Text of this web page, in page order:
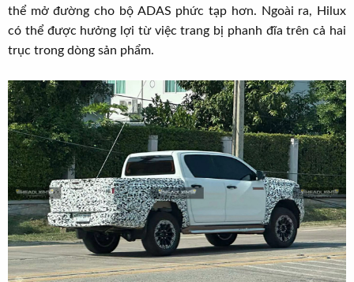
thể mở đường cho bộ ADAS phức tạp hơn. Ngoài ra, Hilux
có thể được hưởng lợi từ việc trang bị phanh đĩa trên cả hai
trục trong dòng sản phẩm.